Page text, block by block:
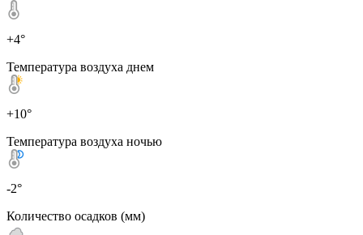
+4°
Температура воздуха днем
+10°
Температура воздуха ночью
-2°
Количество осадков (мм)